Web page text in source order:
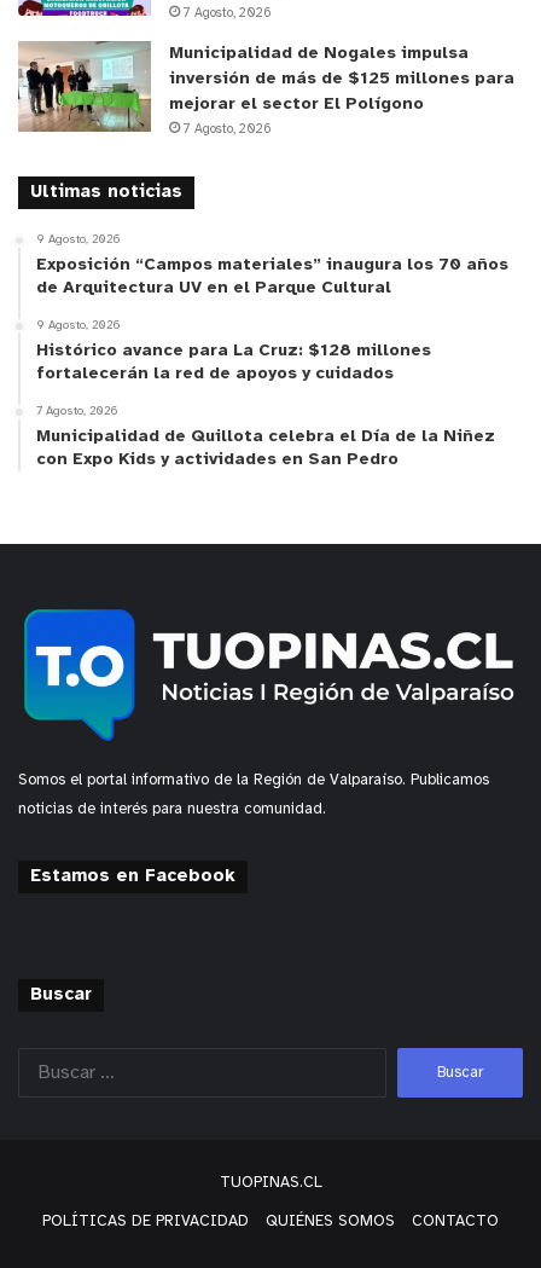
7 Agosto, 2026
Municipalidad de Nogales impulsa
inversión de más de $125 millones para
mejorar el sector El Polígono
7 Agosto, 2026
Ultimas noticias
9 Agosto, 2026
Exposición “Campos materiales” inaugura los 70 años
de Arquitectura UV en el Parque Cultural
9 Agosto, 2026
Histórico avance para La Cruz: $128 millones
fortalecerán la red de apoyos y cuidados
7 Agosto, 2026
Municipalidad de Quillota celebra el Día de la Niñez
con Expo Kids y actividades en San Pedro
Somos el portal informativo de la Región de Valparaíso. Publicamos
noticias de interés para nuestra comunidad.
Estamos en Facebook
Buscar
TUOPINAS.CL
POLÍTICAS DE PRIVACIDAD QUIÉNES SOMOS CONTACTO